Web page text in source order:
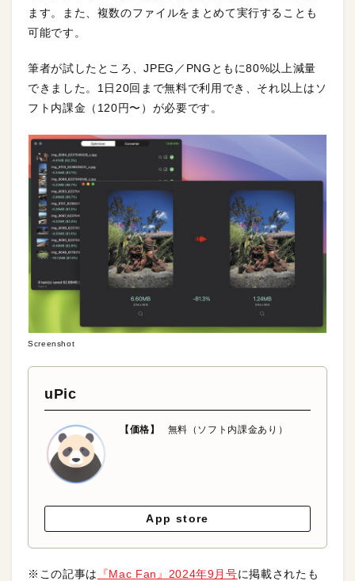
ます。また、複数のファイルをまとめて実行することも
可能です。
筆者が試したところ、JPEG／PNGともに80%以上減量
できました。1日20回まで無料で利用でき、それ以上はソ
フト内課金（120円〜）が必要です。
Screenshot
uPic
【価格】 無料（ソフト内課金あり）
App store
※この記事は 『Mac Fan』2024年9月号に掲載されたも